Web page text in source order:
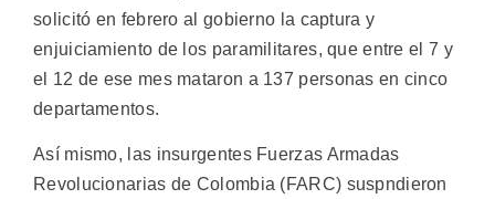
solicitó en febrero al gobierno la captura y
enjuiciamiento de los paramilitares, que entre el 7 y
el 12 de ese mes mataron a 137 personas en cinco
departamentos.
Así mismo, las insurgentes Fuerzas Armadas
Revolucionarias de Colombia (FARC) suspndieron